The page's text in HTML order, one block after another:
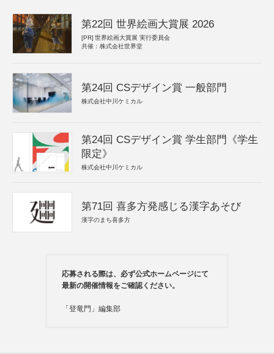
第22回 世界絵画大賞展 2026
[PR] 世界絵画大賞展 実行委員会
共催：株式会社世界堂
第24回 CSデザイン賞 一般部門
株式会社中川ケミカル
第24回 CSデザイン賞 学生部門《学生
限定》
株式会社中川ケミカル
第71回 喜多方発感じる漢字あそび
漢字のまち喜多方
応募される際は、必ず公式ホームページにて
最新の開催情報をご確認ください。
「登竜門」編集部